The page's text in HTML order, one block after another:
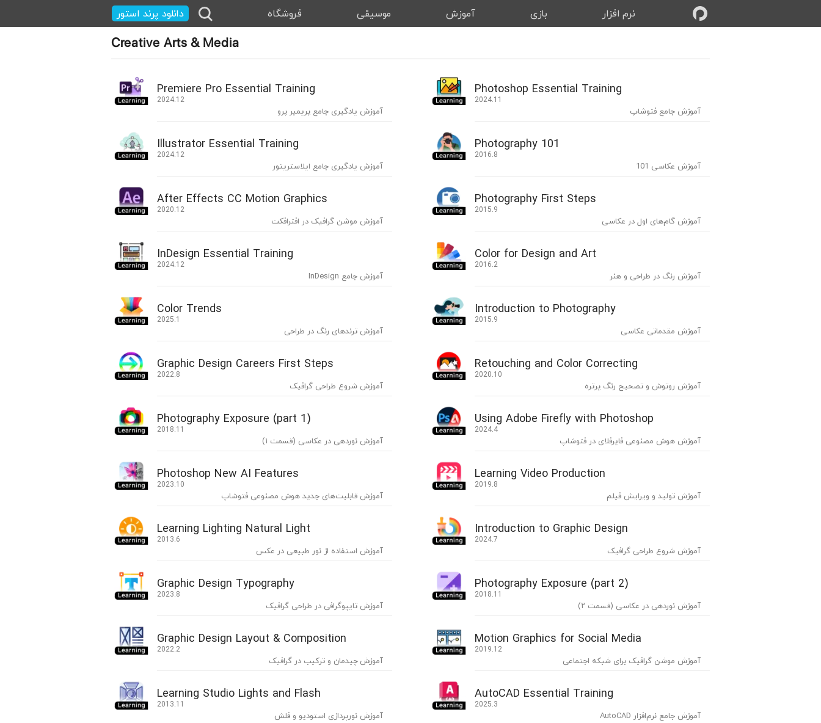
نرم‌ افزار بازی آموزش موسیقی فروشگاه دانلود پرند استور
Creative Arts & Media
Premiere Pro Essential Training
2024.12
آموزش یادگیری جامع پریمیر پرو
Photoshop Essential Training
2024.11
آموزش جامع فتوشاپ
Illustrator Essential Training
2024.12
آموزش یادگیری جامع ایلاستریتور
Photography 101
2016.8
آموزش عکاسی 101
After Effects CC Motion Graphics
2020.12
آموزش موشن گرافیک در افترافکت
Photography First Steps
2015.9
آموزش گام‌های اول در عکاسی
InDesign Essential Training
2024.12
آموزش جامع InDesign
Color for Design and Art
2016.2
آموزش رنگ در طراحی و هنر
Color Trends
2025.1
آموزش ترندهای رنگ در طراحی
Introduction to Photography
2015.9
آموزش مقدماتی عکاسی
Graphic Design Careers First Steps
2022.8
آموزش شروع طراحی گرافیک
Retouching and Color Correcting
2020.10
آموزش روتوش و تصحیح رنگ پرتره
Photography Exposure (part 1)
2018.11
آموزش نوردهی در عکاسی (قسمت ۱)
Using Adobe Firefly with Photoshop
2024.4
آموزش هوش مصنوعی فایرفلای در فتوشاپ
Photoshop New AI Features
2023.10
آموزش قابلیت‌های جدید هوش مصنوعی فتوشاپ
Learning Video Production
2019.8
آموزش تولید و ویرایش فیلم
Learning Lighting Natural Light
2013.6
آموزش استفاده از نور طبیعی در عکس
Introduction to Graphic Design
2024.7
آموزش شروع طراحی گرافیک
Graphic Design Typography
2023.8
آموزش تایپوگرافی در طراحی گرافیک
Photography Exposure (part 2)
2018.11
آموزش نوردهی در عکاسی (قسمت ۲)
Graphic Design Layout & Composition
2022.2
آموزش چیدمان و ترکیب در گرافیک
Motion Graphics for Social Media
2019.12
آموزش موشن گرافیک برای شبکه اجتماعی
Learning Studio Lights and Flash
2013.11
آموزش نورپردازی استودیو و فلش
AutoCAD Essential Training
2025.3
آموزش جامع نرم‌افزار AutoCAD